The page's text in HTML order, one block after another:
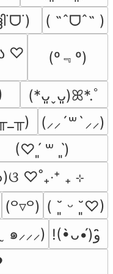
( ˶ˆᗜˆ˵ )
♡ (º﹃º)
(*ᴗ͈ˬᴗ͈)ꕤ*.ﾟ
(⸝⸝´꒳`⸝⸝)
(♡ˊ͈ ꒳ ˋ͈)
♡˚₊‧⁺ ₊ ⊹
(꒪▿꒪) ( ˘͈ ᵕ ˘͈♡)
๑⸝⸝⸝)